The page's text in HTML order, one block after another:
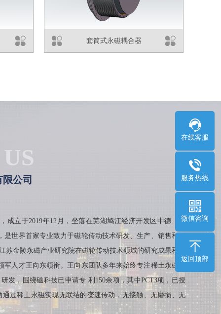
套筒式永磁耦合器
公司
成立于2019年12月，坐落在芜湖鸠江经济开发区中德（芜
是世界首家专业致力于磁轮传动技术研发、生产、销售和服
苏金陵永磁产业研究院在磁轮传动技术领域的研究成果和研
军人才王向东领衔。王向东团队多年来始终专注稀土永磁的
发，围绕磁科技已申请专 利150余项，其中PCT3项，已授
过稀土永磁实现无联结的变速传动，无接触、无磨损、无
等环保问题，可替代部分齿轮传动。在对设备可靠性、维
在线客服
服务热线
微信咨询
返回顶部